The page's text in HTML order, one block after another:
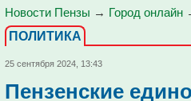
Новости Пензы → Город онлайн
ПОЛИТИКА
25 сентября 2024, 13:43
Пензенские